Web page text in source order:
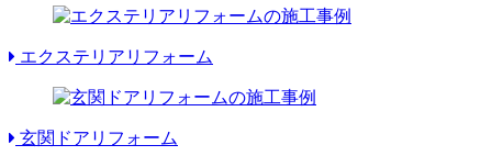
エクステリアリフォーム
玄関ドアリフォーム